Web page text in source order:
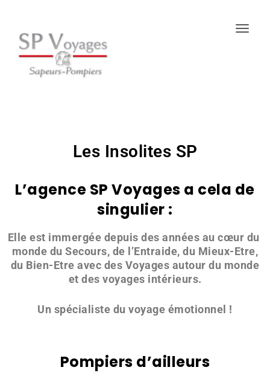
Les Insolites SP
L’agence SP Voyages a cela de
singulier :
Elle est immergée depuis des années au cœur du
monde du Secours, de l’Entraide, du Mieux-Etre,
du Bien-Etre avec des Voyages autour du monde
et des voyages intérieurs.
Un spécialiste du voyage émotionnel !
Pompiers d’ailleurs